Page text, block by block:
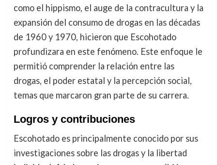
como el hippismo, el auge de la contracultura y la
expansión del consumo de drogas en las décadas
de 1960 y 1970, hicieron que Escohotado
profundizara en este fenómeno. Este enfoque le
permitió comprender la relación entre las
drogas, el poder estatal y la percepción social,
temas que marcaron gran parte de su carrera.
Logros y contribuciones
Escohotado es principalmente conocido por sus
investigaciones sobre las drogas y la libertad